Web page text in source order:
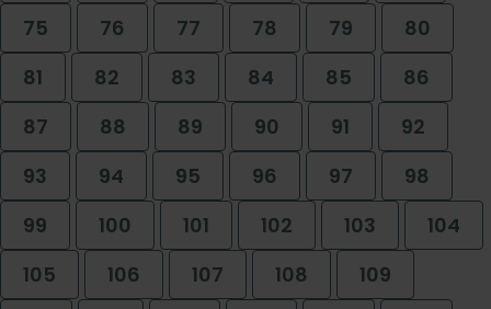
75
76 77 78 79
80
81
82 83 84 85
86
87
88 89 90 91
92
93
94 95 96 97
98
99
100 101 102 103
104
105
106 107 108
109